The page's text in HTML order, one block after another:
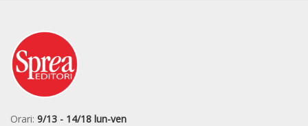
Orari: 9/13 - 14/18 lun-ven